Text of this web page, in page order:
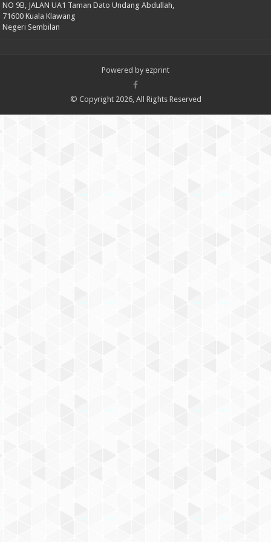
NO 9B, JALAN UA1 Taman Dato Undang Abdullah,
71600 Kuala Klawang
Negeri Sembilan
Powered by ezprint
© Copyright 2026, All Rights Reserved